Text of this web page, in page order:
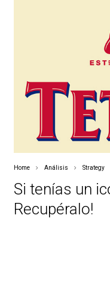
Home Análisis Strategy
Si tenías un
Recupéralo!